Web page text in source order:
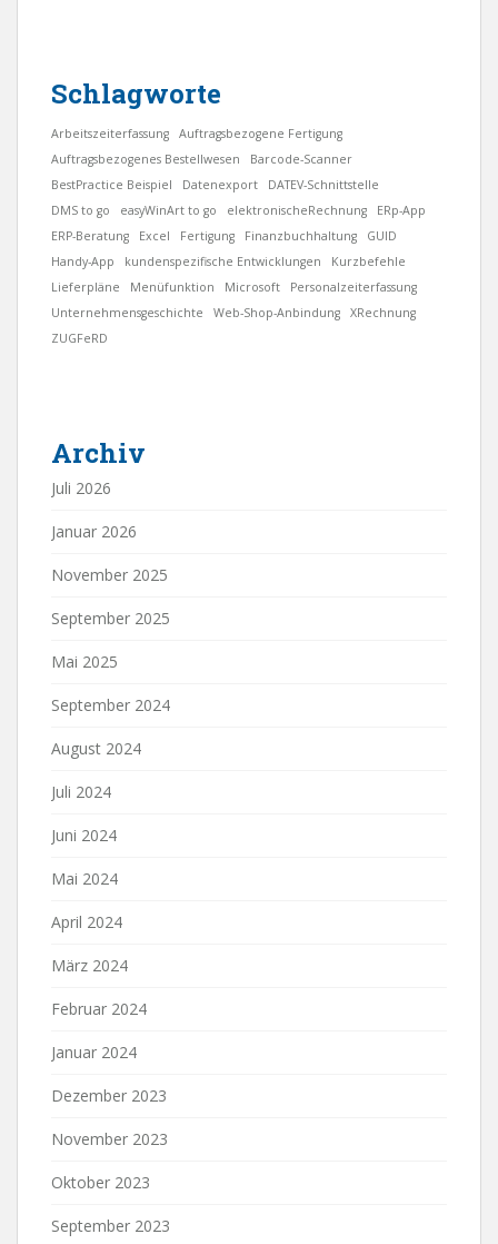
Schlagworte
Arbeitszeiterfassung
Auftragsbezogene Fertigung
Auftragsbezogenes Bestellwesen
Barcode-Scanner
BestPractice Beispiel
Datenexport
DATEV-Schnittstelle
DMS to go
easyWinArt to go elektronischeRechnung
ERp-App
ERP-Beratung
Excel Fertigung Finanzbuchhaltung
GUID
Handy-App
kundenspezifische Entwicklungen
Kurzbefehle
Lieferpläne
Menüfunktion Microsoft
Personalzeiterfassung
Unternehmensgeschichte
Web-Shop-Anbindung
XRechnung
ZUGFeRD
Archiv
Juli 2026
Januar 2026
November 2025
September 2025
Mai 2025
September 2024
August 2024
Juli 2024
Juni 2024
Mai 2024
April 2024
März 2024
Februar 2024
Januar 2024
Dezember 2023
November 2023
Oktober 2023
September 2023